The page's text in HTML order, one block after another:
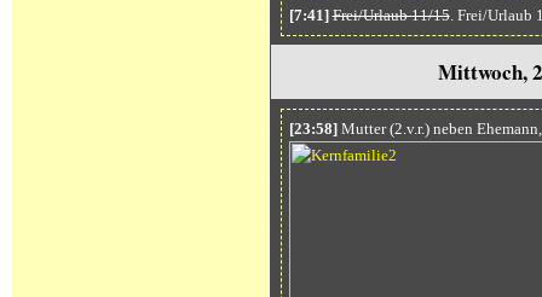
[7:41] Frei/Urlaub 11/15. Frei/Urlaub
Mittwoch,
[23:58]Mutter (2.v.r.) neben